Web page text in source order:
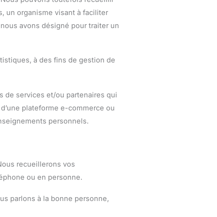
un organisme visant à faciliter
avons désigné pour traiter un
à des fins de gestion de
de services et/ou partenaires qui
plateforme e-commerce ou
personnels.
recueillerons vos
ou en personne.
parlons à la bonne personne,